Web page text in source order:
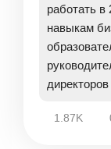
работать в
навыкам
1.87K